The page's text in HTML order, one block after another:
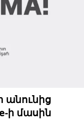
անունից
ի մասին